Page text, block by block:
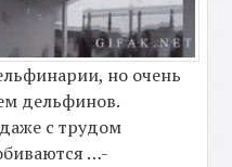
но очень
дельфинов.
с трудом
…-